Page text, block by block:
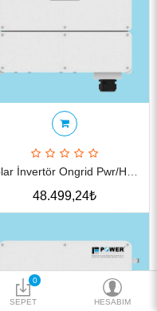
0
SEPET HESABIM
48.499,24₺